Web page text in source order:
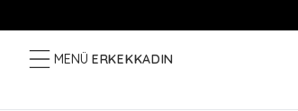
MENÜ ERKEKKADIN